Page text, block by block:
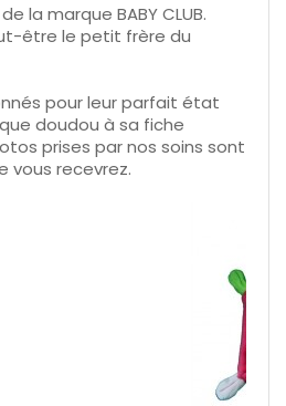
la marque BABY CLUB.
être le petit frère du
pour leur parfait état
doudou à sa fiche
prises par nos soins sont
vous recevrez.